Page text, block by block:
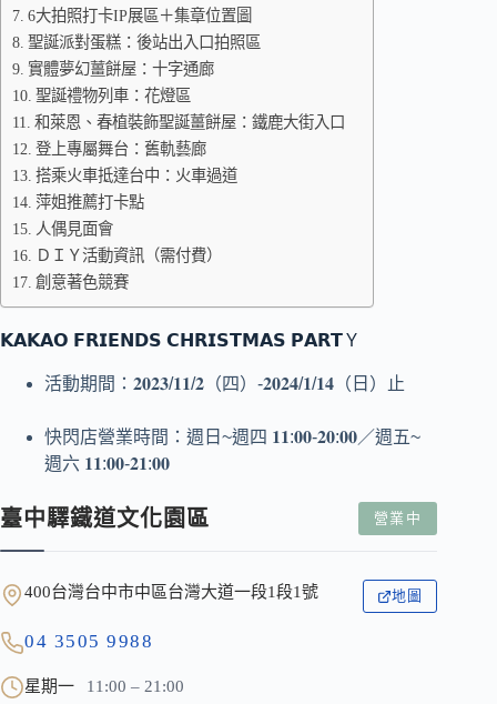
6大拍照打卡IP展區＋集章位置圖
聖誕派對蛋糕：後站出入口拍照區
實體夢幻薑餅屋：十字通廊
聖誕禮物列車：花燈區
和萊恩、春植裝飾聖誕薑餅屋：鐵鹿大街入口
登上專屬舞台：舊軌藝廊
搭乘火車抵達台中：火車過道
萍姐推薦打卡點
人偶見面會
ＤＩＹ活動資訊（需付費）
創意著色競賽
𝗞𝗔𝗞𝗔𝗢 𝗙𝗥𝗜𝗘𝗡𝗗𝗦 𝗖𝗛𝗥𝗜𝗦𝗧𝗠𝗔𝗦 𝗣𝗔𝗥𝗧Ｙ
活動期間：𝟐𝟎𝟐𝟑/𝟏𝟏/𝟐（四）-𝟐𝟎𝟐𝟒/𝟏/𝟏𝟒（日）止
快閃店營業時間：週日~週四 𝟏𝟏:𝟎𝟎-𝟐𝟎:𝟎𝟎／週五~
週六 𝟏𝟏:𝟎𝟎-𝟐𝟏:𝟎𝟎
臺中驛鐵道文化園區 營業中
400台灣台中市中區台灣大道一段1段1號 地圖
04 3505 9988
星期一
11:00 – 21:00